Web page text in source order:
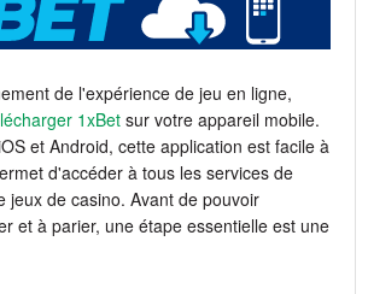
de l'expérience de jeu en ligne,
1xBet sur votre appareil mobile.
et Android, cette application est facile à
d'accéder à tous les services de
jeux de casino. Avant de pouvoir
et à parier, une étape essentielle est une